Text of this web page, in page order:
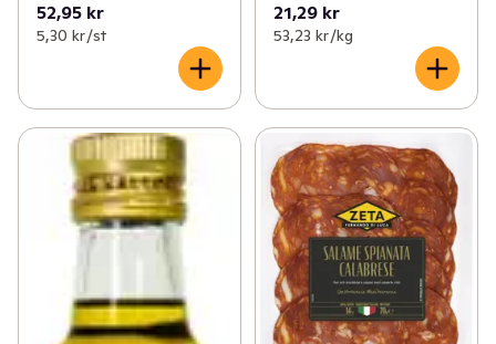
52,95 kr
5,30 kr /st
21,29 kr
53,23 kr /kg